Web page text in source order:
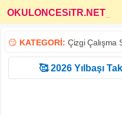
OKULONCESiTR.NET
😏 KATEGORİ: Çizgi Çalışma
🥰 2026 Yılbaşı